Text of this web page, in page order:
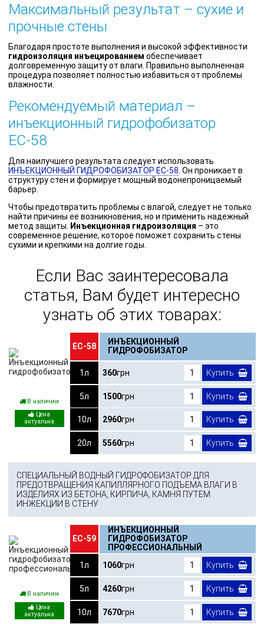
Максимальный результат – сухие и
прочные стены
Благодаря простоте выполнения и высокой эффективности
гидроизоляция инъецированием обеспечивает
долговременную защиту от влаги. Правильно выполненная
процедура позволяет полностью избавиться от проблемы
влажности.
Рекомендуемый материал –
инъекционный гидрофобизатор
ЕС-58
Для наилучшего результата следует использовать
ИНЪЕКЦИОННЫЙ ГИДРОФОБИЗАТОР ЕС-58 . Он проникает в
структуру стен и формирует мощный водонепроницаемый
барьер.
Чтобы предотвратить проблемы с влагой, следует не только
найти причины ее возникновения, но и применить надежный
метод защиты. Инъекционная гидроизоляция – это
современное решение, которое поможет сохранить стены
сухими и крепкими на долгие годы.
Если Вас заинтересовала
статья, Вам будет интересно
узнать об этих товарах:
В наличии
ЕС-58
ИНЪЕКЦИОННЫЙ
ГИДРОФОБИЗАТОР
1л 360грн Купить
5л 1500грн Купить
10л 2960грн Купить
20л 5560грн Купить
СПЕЦИАЛЬНЫЙ ВОДНЫЙ ГИДРОФОБИЗАТОР ДЛЯ
ПРЕДОТВРАЩЕНИЯ КАПИЛЛЯРНОГО ПОДЪЕМА ВЛАГИ В
ИЗДЕЛИЯХ ИЗ БЕТОНА, КИРПИЧА, КАМНЯ ПУТЕМ
ИНЖЕКЦИИ В СТЕНУ
В наличии
ЕС-59
ИНЪЕКЦИОННЫЙ
ГИДРОФОБИЗАТОР
ПРОФЕССИОНАЛЬНЫЙ
1л
1060грн Купить
5л 4260грн Купить
10л 7670грн Купить